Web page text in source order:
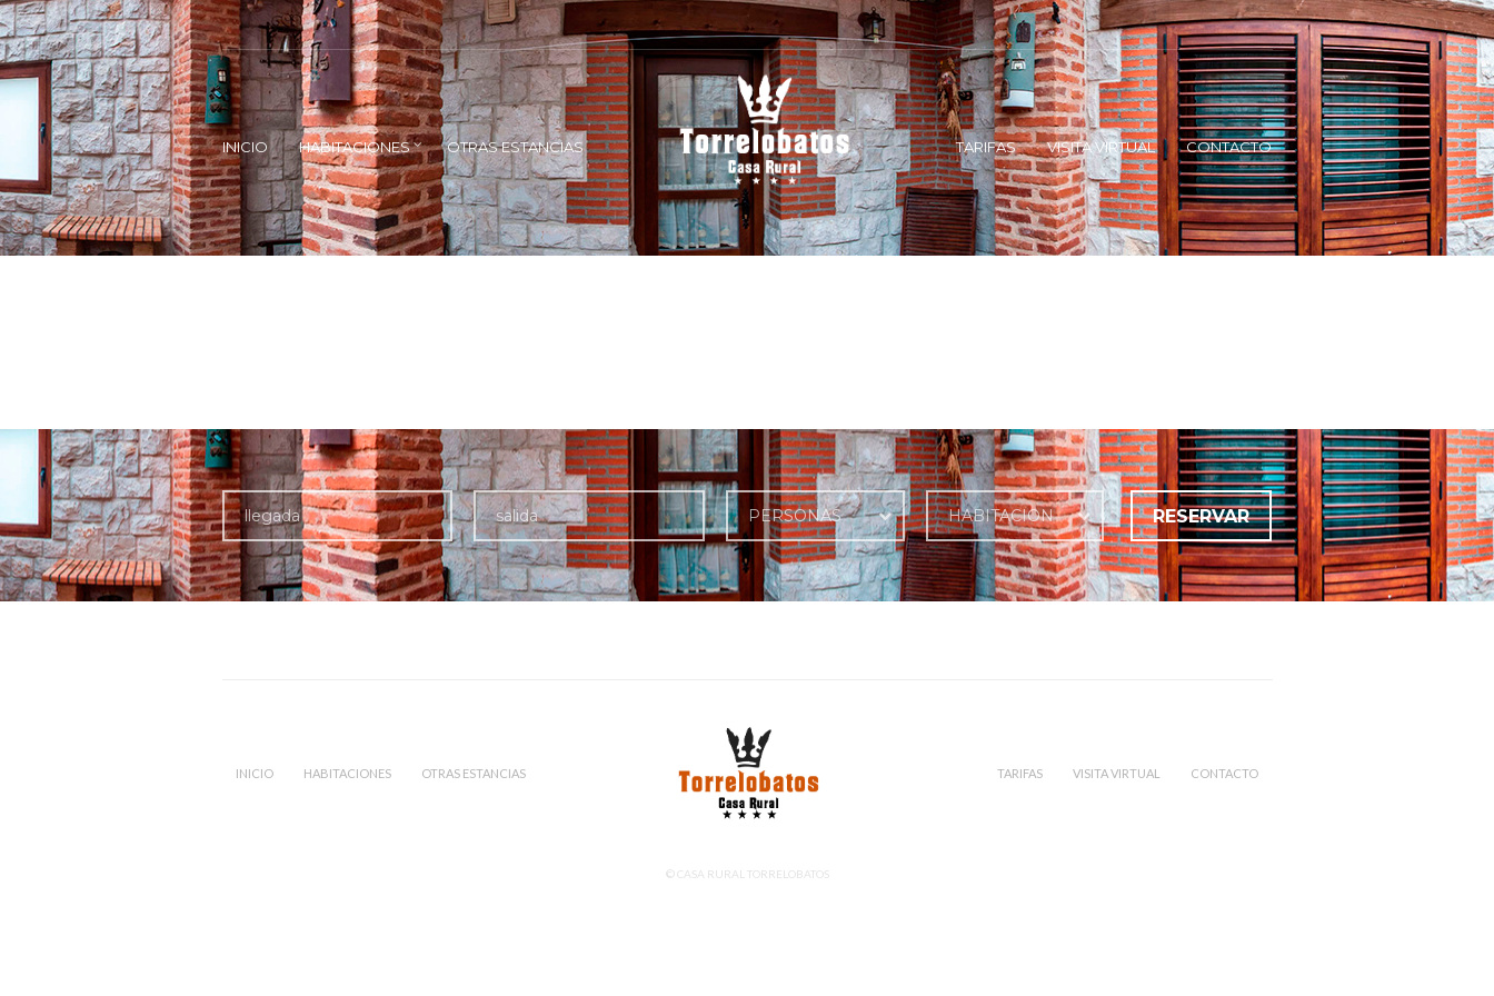
INICIO HABITACIONES OTRAS ESTANCIAS TARIFAS VISITA VIRTUAL CONTACTO
PERSONAS HABITACION RESERVAR
INICIO HABITACIONES OTRAS ESTANCIAS TARIFAS VISITA VIRTUAL CONTACTO
© CASA RURAL TORRELOBATOS